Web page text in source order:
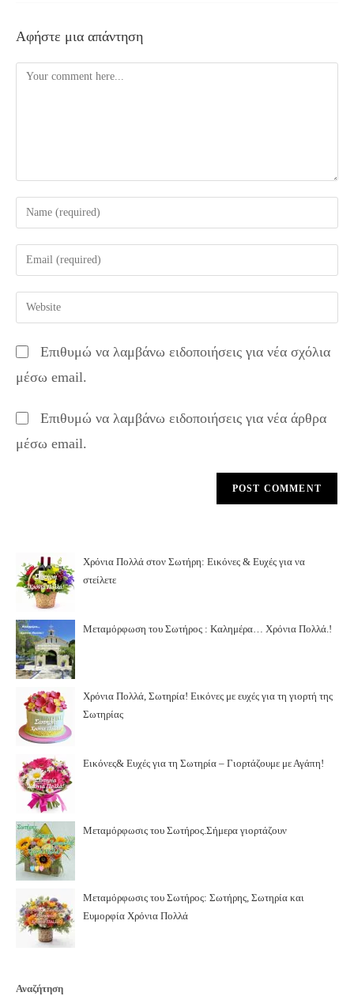
Αφήστε μια απάντηση
Comment
Enter
your
name
comment
Enter
your
email
address
comment
Enter
your
URL
(optional)
Επιθυμώ να λαμβάνω ειδοποιήσεις για νέα σχόλια
μέσω email.
Επιθυμώ να λαμβάνω ειδοποιήσεις για νέα άρθρα
μέσω email.
Χρόνια Πολλά στον Σωτήρη: Εικόνες & Ευχές για να
στείλετε
Μεταμόρφωση του Σωτήρος : Καλημέρα… Χρόνια Πολλά.!
Χρόνια Πολλά, Σωτηρία! Εικόνες με ευχές για τη γιορτή της
Σωτηρίας
Εικόνες& Ευχές για τη Σωτηρία – Γιορτάζουμε με Αγάπη!
Μεταμόρφωσις του Σωτήρος.Σήμερα γιορτάζουν
Μεταμόρφωσις του Σωτήρος: Σωτήρης, Σωτηρία και
Ευμορφία Χρόνια Πολλά
Αναζήτηση